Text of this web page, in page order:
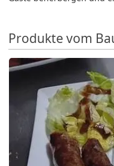
Produkte vom